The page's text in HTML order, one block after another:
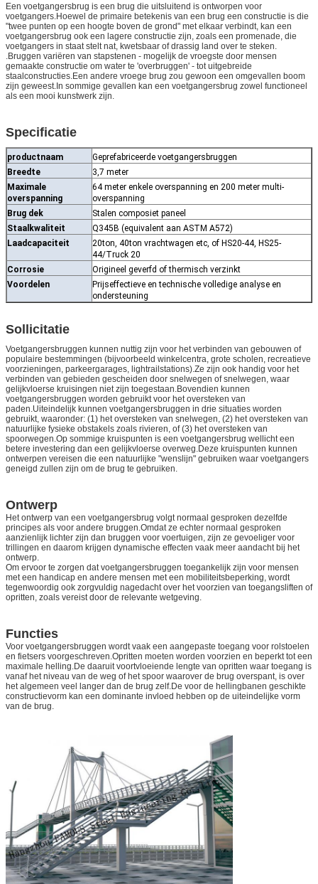
Een voetgangersbrug is een brug die uitsluitend is ontworpen voor
voetgangers.Hoewel de primaire betekenis van een brug een constructie is die
"twee punten op een hoogte boven de grond" met elkaar verbindt, kan een
voetgangersbrug ook een lagere constructie zijn, zoals een promenade, die
voetgangers in staat stelt nat, kwetsbaar of drassig land over te steken.
.Bruggen variëren van stapstenen - mogelijk de vroegste door mensen
gemaakte constructie om water te 'overbruggen' - tot uitgebreide
staalconstructies.Een andere vroege brug zou gewoon een omgevallen boom
zijn geweest.In sommige gevallen kan een voetgangersbrug zowel functioneel
als een mooi kunstwerk zijn.
Specificatie
productnaam
Geprefabriceerde voetgangersbruggen
Breedte
3,7 meter
Maximale
overspanning
64 meter enkele overspanning en 200 meter multi-
overspanning
Brug dek
Stalen composiet paneel
Staalkwaliteit
Q345B (equivalent aan ASTM A572)
Laadcapaciteit
20ton, 40ton vrachtwagen etc, of HS20-44, HS25-
44/Truck 20
Corrosie
Origineel geverfd of thermisch verzinkt
Voordelen
Prijseffectieve en technische volledige analyse en
ondersteuning
Sollicitatie
Voetgangersbruggen kunnen nuttig zijn voor het verbinden van gebouwen of
populaire bestemmingen (bijvoorbeeld winkelcentra, grote scholen, recreatieve
voorzieningen, parkeergarages, lightrailstations).Ze zijn ook handig voor het
verbinden van gebieden gescheiden door snelwegen of snelwegen, waar
gelijkvloerse kruisingen niet zijn toegestaan.Bovendien kunnen
voetgangersbruggen worden gebruikt voor het oversteken van
paden.Uiteindelijk kunnen voetgangersbruggen in drie situaties worden
gebruikt, waaronder: (1) het oversteken van snelwegen, (2) het oversteken van
natuurlijke fysieke obstakels zoals rivieren, of (3) het oversteken van
spoorwegen.Op sommige kruispunten is een voetgangersbrug wellicht een
betere investering dan een gelijkvloerse overweg.Deze kruispunten kunnen
ontwerpen vereisen die een natuurlijke "wenslijn" gebruiken waar voetgangers
geneigd zullen zijn om de brug te gebruiken.
Ontwerp
Het ontwerp van een voetgangersbrug volgt normaal gesproken dezelfde
principes als voor andere bruggen.Omdat ze echter normaal gesproken
aanzienlijk lichter zijn dan bruggen voor voertuigen, zijn ze gevoeliger voor
trillingen en daarom krijgen dynamische effecten vaak meer aandacht bij het
ontwerp.
Om ervoor te zorgen dat voetgangersbruggen toegankelijk zijn voor mensen
met een handicap en andere mensen met een mobiliteitsbeperking, wordt
tegenwoordig ook zorgvuldig nagedacht over het voorzien van toegangsliften of
opritten, zoals vereist door de relevante wetgeving.
Functies
Voor voetgangersbruggen wordt vaak een aangepaste toegang voor rolstoelen
en fietsers voorgeschreven.Opritten moeten worden voorzien en beperkt tot een
maximale helling.De daaruit voortvloeiende lengte van opritten waar toegang is
vanaf het niveau van de weg of het spoor waarover de brug overspant, is over
het algemeen veel langer dan de brug zelf.De voor de hellingbanen geschikte
constructievorm kan een dominante invloed hebben op de uiteindelijke vorm
van de brug.